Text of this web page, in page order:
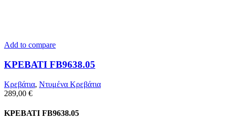
Add to compare
ΚΡΕΒΑΤΙ FB9638.05
Κρεβάτια, Ντυμένα Κρεβάτια
289,00 €
ΚΡΕΒΑΤΙ FB9638.05